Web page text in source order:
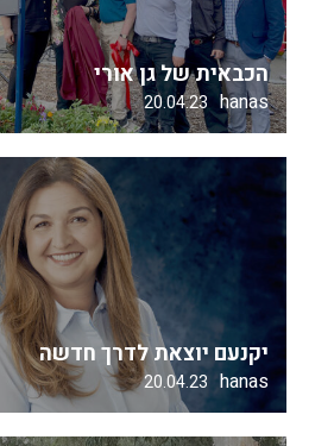
הכבאית של גן אורי
hanas
20.04.23
יקנעם יוצאת לדרך חדשה
hanas
20.04.23